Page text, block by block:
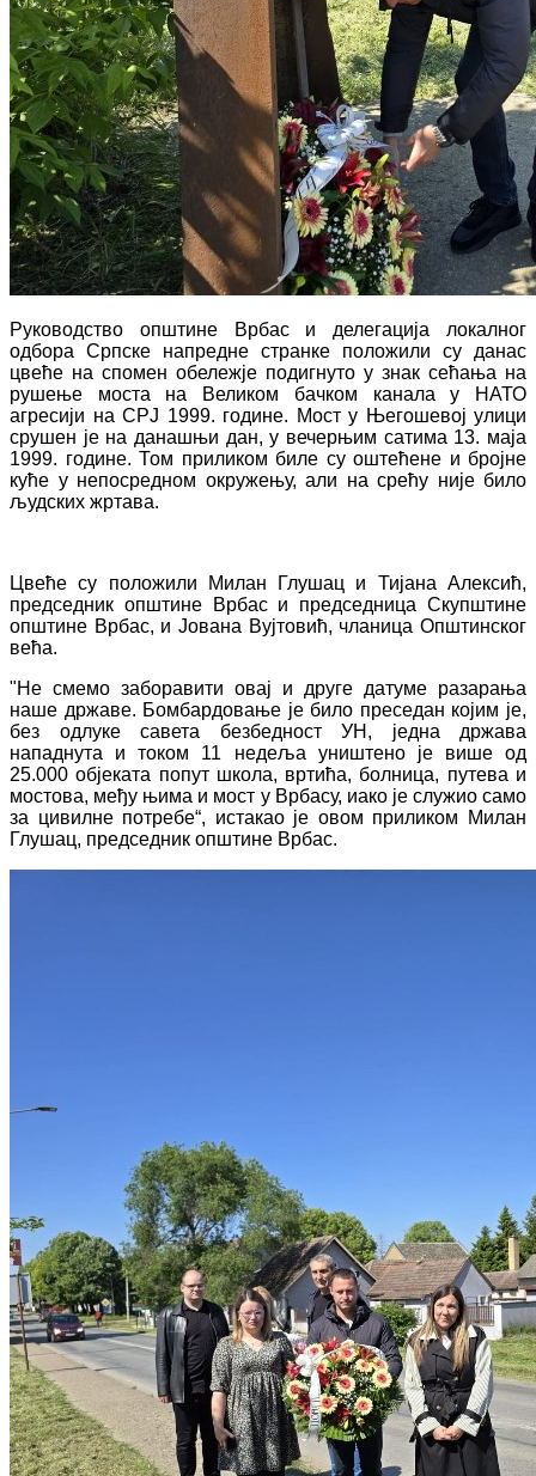
Руководство општине Врбас и делегација локалног
одбора Српске напредне странке положили су данас
цвеће на спомен обележје подигнуто у знак сећања на
рушење моста на Великом бачком канала у НАТО
агресији на СРЈ 1999. године. Мост у Његошевој улици
срушен је на данашњи дан, у вечерњим сатима 13. маја
1999. године. Том приликом биле су оштећене и бројне
куће у непосредном окружењу, али на срећу није било
људских жртава.
Цвеће су положили Милан Глушац и Тијана Алексић,
председник општине Врбас и председница Скупштине
општине Врбас, и Јована Вујтовић, чланица Општинског
већа.
"Не смемо заборавити овај и друге датуме разарања
наше државе. Бомбардовање је било преседан којим је,
без одлуке савета безбедност УН, једна држава
нападнута и током 11 недеља уништено је више од
25.000 објеката попут школа, вртића, болница, путева и
мостова, међу њима и мост у Врбасу, иако је служио само
за цивилне потребе“, истакао је овом приликом Милан
Глушац, председник општине Врбас.